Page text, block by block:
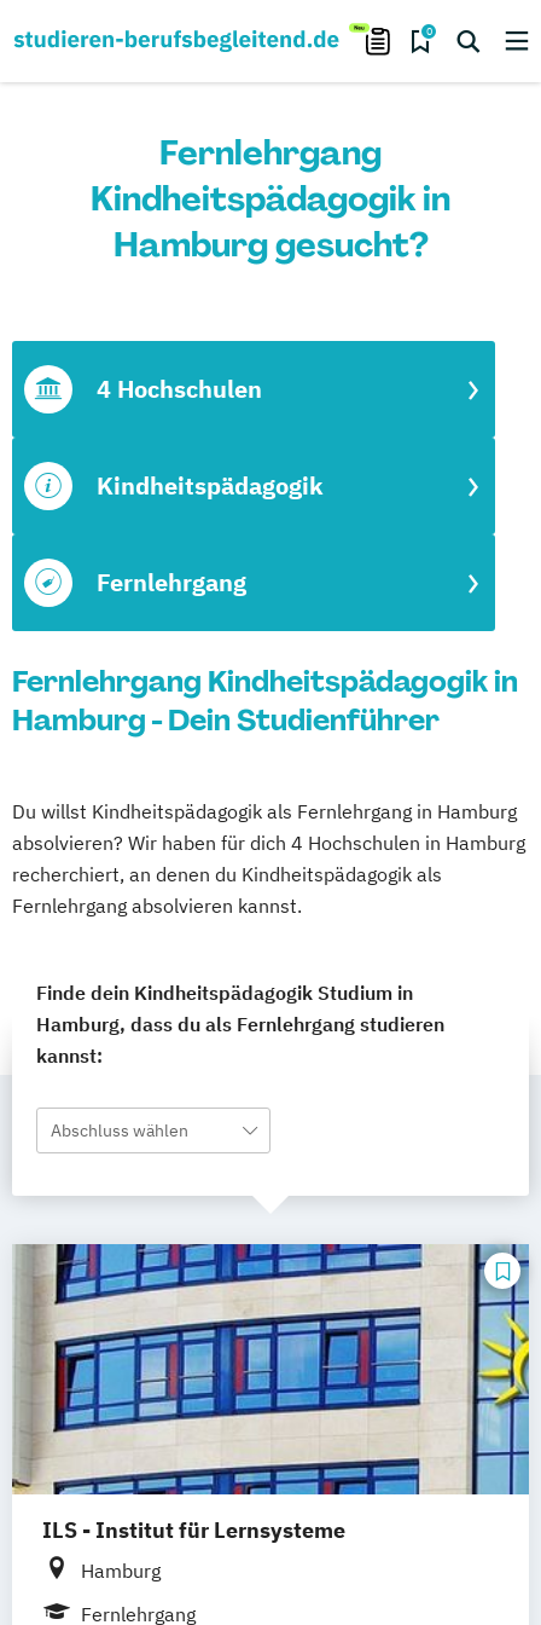
0
Fernlehrgang
Kindheitspädagogik in
Hamburg gesucht?
Fernlehrgang
Kindheitspädagogik
4 Hochschulen
Fernlehrgang Kindheitspädagogik in
Hamburg - Dein Studienführer
Du willst Kindheitspädagogik als Fernlehrgang in Hamburg
absolvieren? Wir haben für dich 4 Hochschulen in Hamburg
recherchiert, an denen du Kindheitspädagogik als
Fernlehrgang absolvieren kannst.
Finde dein Kindheitspädagogik Studium in
Hamburg, dass du als Fernlehrgang studieren
kannst:
Abschluss wählen
ILS - Institut für Lernsysteme
Hamburg
Fernlehrgang